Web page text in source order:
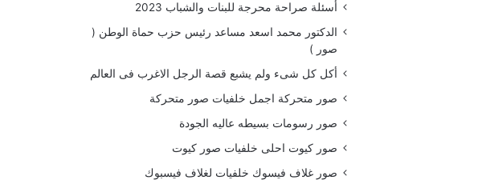
أسئلة صراحة محرجة للبنات والشباب 2023
الدكتور محمد اسعد مساعد رئيس حزب حماة الوطن (
صور )
أكل كل شىء ولم يشبع قصة الرجل الاغرب فى العالم
صور متحركة اجمل خلفيات صور متحركة
صور رسومات بسيطه عاليه الجودة
صور كيوت احلى خلفيات صور كيوت
صور غلاف فيسوك خلفيات لغلاف فيسبوك